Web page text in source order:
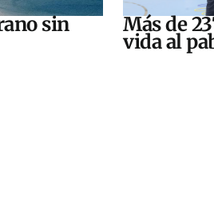
sin Más de
vida al